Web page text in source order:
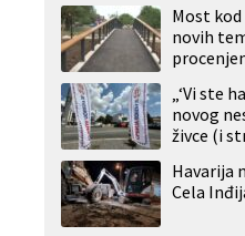
Most
novih
„‘Vi ste
novog
živce (i
Havarija
Cela